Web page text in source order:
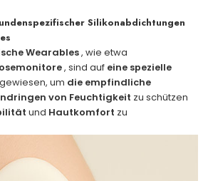
Silikonabdichtungen
Wearables, wie etwa
, sind auf eine spezielle
um die empfindliche
von Feuchtigkeit zu schützen
und Hautkomfort zu